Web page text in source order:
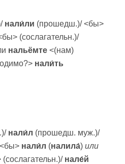
нали́ли (прошедш.)/ <бы>
(сослагательн.)/
нальёмте <(нам)
нали́ть
нали́л (прошедш. муж.)/
нали́л (налила́)или
нале́й